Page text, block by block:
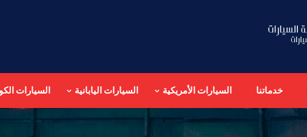
خدماتنا السيارات الأمريكية السيارات اليابانية السيارات